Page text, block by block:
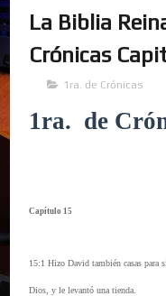
La Biblia
Crónicas
1ra. de Crónicas
1ra. de
Capítulo 15
15:1 Hizo David también casas para
Dios, y le levantó una tienda.